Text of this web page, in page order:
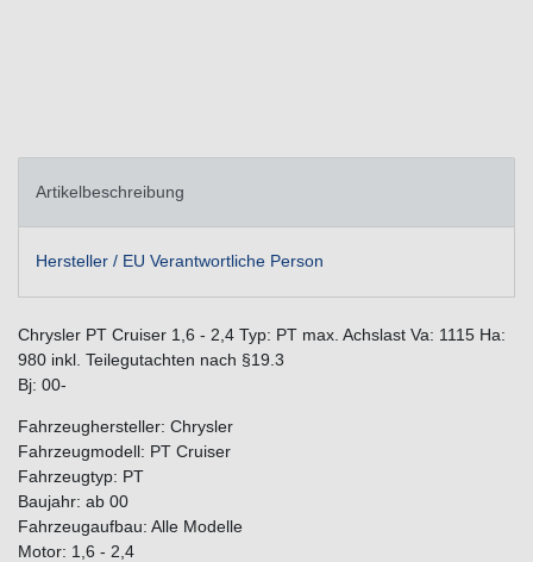
Artikelbeschreibung
Hersteller / EU Verantwortliche Person
Chrysler PT Cruiser 1,6 - 2,4 Typ: PT max. Achslast Va: 1115 Ha:
980 inkl. Teilegutachten nach §19.3
Bj: 00-
Fahrzeughersteller: Chrysler
Fahrzeugmodell: PT Cruiser
Fahrzeugtyp: PT
Baujahr: ab 00
Fahrzeugaufbau: Alle Modelle
Motor: 1,6 - 2,4